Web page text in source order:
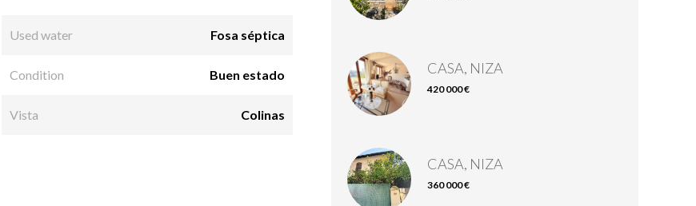
Used water Fosa séptica
Condition Buen estado
Vista Colinas
CASA, NIZA
420 000 €
CASA, NIZA
360 000 €